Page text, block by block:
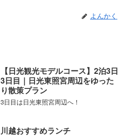
よんかく
【日光観光モデルコース】2泊3日
3日目｜日光東照宮周辺をゆった
り散策プラン
3日目は日光東照宮周辺へ！
川越おすすめランチ